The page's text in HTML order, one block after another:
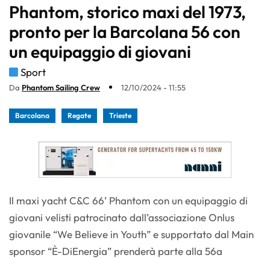
Phantom, storico maxi del 1973,
pronto per la Barcolana 56 con
un equipaggio di giovani
Sport
Da Phantom Sailing Crew 12/10/2024 - 11:55
Barcolana Regate Trieste
Il maxi yacht C&C 66’ Phantom con un equipaggio di
giovani velisti patrocinato dall’associazione Onlus
giovanile “We Believe in Youth” e supportato dal Main
sponsor “È-DiEnergia” prenderà parte alla 56a